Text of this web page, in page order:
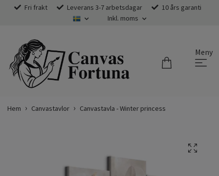
Fri frakt Leverans 3-7 arbetsdagar
10 års garanti
Inkl. moms
Meny
Hem Canvastavlor Canvastavla - Winter princess